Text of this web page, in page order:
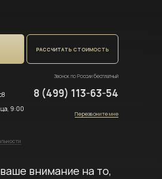
РАССЧИТАТЬ СТОИМОСТЬ
9:00
Звонок по России бесплатный
8 (499) 113-63-54
Перезвоните мне
внимание на то,